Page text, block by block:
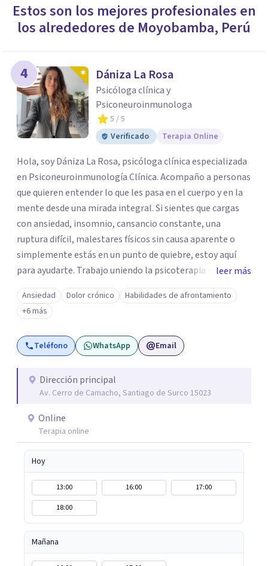
Estos son los mejores profesionales en
los alrededores de Moyobamba, Perú
4 Dániza La Rosa
Psicóloga clínica y
Psiconeuroinmunologa
5 / 5
Verificado
Terapia Online
Hola, soy Dániza La Rosa, psicóloga clínica especializada
en Psiconeuroinmunología Clínica. Acompaño a personas
que quieren entender lo que les pasa en el cuerpo y en la
mente desde una mirada integral. Si sientes que cargas
con ansiedad, insomnio, cansancio constante, una
ruptura difícil, malestares físicos sin causa aparente o
simplemente estás en un punto de quiebre, estoy aquí
para ayudarte. Trabajo uniendo la psicoterapia con el
conocimiento del sistema inmune, hormonal y nervioso,
para ir más allá del síntoma y descubrir qué hay detrás.
Mis sesiones son un espacio seguro, empático y sin
juicios, donde tu historia tiene un lugar y tu
transformación es posible. Si estás listo para priorizarte
bienestar, será un honor acompañarte. Agenda tu
primera sesión y empecemos juntos este viaje.
leer más
Ansiedad Dolor crónico
Habilidades de afrontamiento
+6 más
Teléfono WhatsApp Email
Dirección principal
Av. Cerro de Camacho, Santiago de Surco 15023
Online
Terapia online
Hoy
13:00 16:00
17:00
18:00
Mañana